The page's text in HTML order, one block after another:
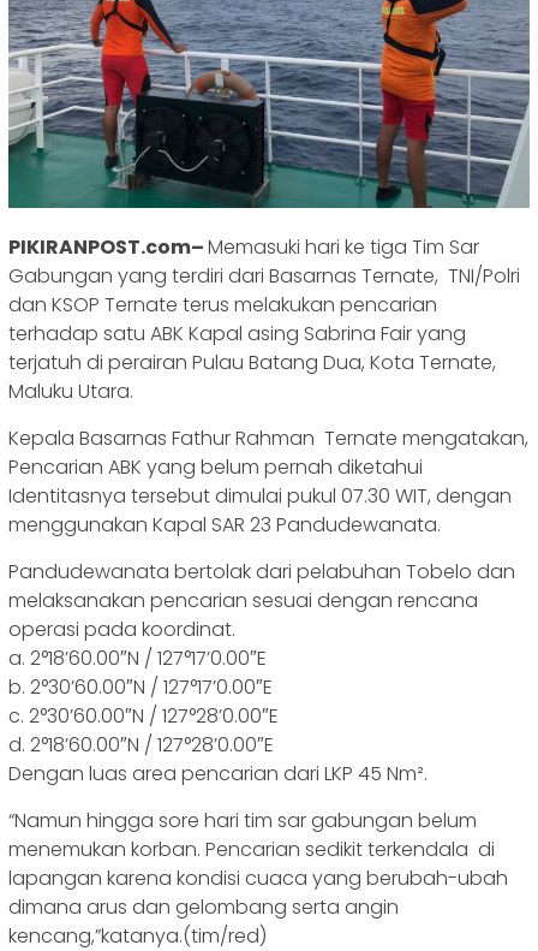
PIKIRANPOST.com–Memasuki hari ke tiga Tim Sar
Gabungan yang terdiri dari Basarnas Ternate, TNI/Polri
dan KSOP Ternate terus melakukan pencarian
terhadap satu ABK Kapal asing Sabrina Fair yang
terjatuh di perairan Pulau Batang Dua, Kota Ternate,
Maluku Utara.
Kepala Basarnas Fathur Rahman Ternate mengatakan,
Pencarian ABK yang belum pernah diketahui
Identitasnya tersebut dimulai pukul 07.30 WIT, dengan
menggunakan Kapal SAR 23 Pandudewanata.
Pandudewanata bertolak dari pelabuhan Tobelo dan
melaksanakan pencarian sesuai dengan rencana
operasi pada koordinat.
a. 2°18’60.00″N / 127°17’0.00″E
b. 2°30’60.00″N / 127°17’0.00″E
c. 2°30’60.00″N / 127°28’0.00″E
d. 2°18’60.00″N / 127°28’0.00″E
Dengan luas area pencarian dari LKP 45 Nm².
“Namun hingga sore hari tim sar gabungan belum
menemukan korban. Pencarian sedikit terkendala di
lapangan karena kondisi cuaca yang berubah-ubah
dimana arus dan gelombang serta angin
kencang,”katanya.(tim/red)